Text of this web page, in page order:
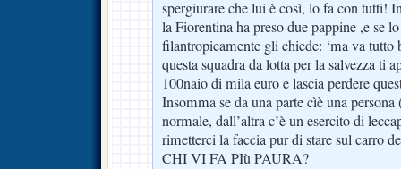
spergiurare che lui è così, lo fa con tutti!
la Fiorentina ha preso due pappine ,e se
filantropicamente gli chiede: ‘ma va tutto
questa squadra da lotta per la salvezza ti
100naio di mila euro e lascia perdere
Insomma se da una parte cìè una
normale, dall’altra c’è un esercito di
rimetterci la faccia pur di stare sul carro
CHI VI FA PIù PAURA?